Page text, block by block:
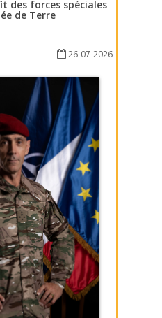
des forces spéciales
de Terre
26-07-2026